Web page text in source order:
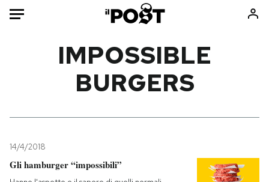
Mondo
Tecnologia
Internet
Libri
IMPOSSIBLE
BURGERS
14/4/2018
Gli hamburger “impossibili”